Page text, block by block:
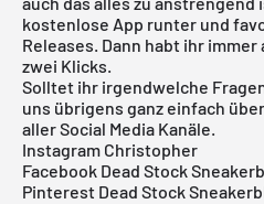
kostenlose App runter und
Releases. Dann habt ihr
zwei Klicks.
Solltet ihr irgendwelche
uns übrigens ganz einfach
aller Social Media Kanäle.
Instagram Christopher
Facebook Dead Stock
Pinterest Dead Stock